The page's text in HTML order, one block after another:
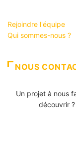
Rejoindre l'équipe
Qui sommes-nous ?
NOUS
Un projet à nous
découvrir